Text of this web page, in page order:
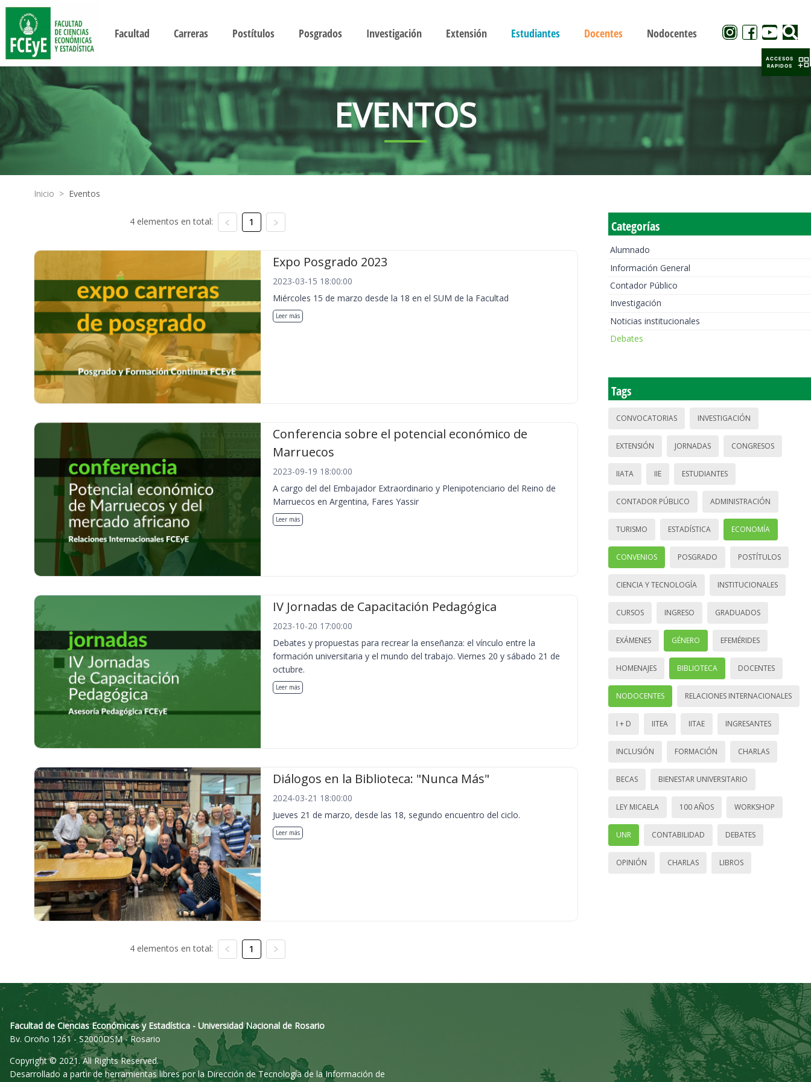
Facultad Carreras Postítulos Posgrados Investigación Extensión Estudiantes Docentes Nodocentes
EVENTOS
Inicio > Eventos
4 elementos en total: 1
Expo Posgrado 2023
2023-03-15 18:00:00
Miércoles 15 de marzo desde la 18 en el SUM de la Facultad
Leer más
Conferencia sobre el potencial económico de
Marruecos
2023-09-19 18:00:00
A cargo del del Embajador Extraordinario y Plenipotenciario del Reino de
Marruecos en Argentina, Fares Yassir
Leer más
IV Jornadas de Capacitación Pedagógica
2023-10-20 17:00:00
Debates y propuestas para recrear la enseñanza: el vínculo entre la
formación universitaria y el mundo del trabajo. Viernes 20 y sábado 21 de
octubre.
Leer más
Diálogos en la Biblioteca: "Nunca Más"
2024-03-21 18:00:00
Jueves 21 de marzo, desde las 18, segundo encuentro del ciclo.
Leer más
4 elementos en total: 1
Categorías
Alumnado
Información General
Contador Público
Investigación
Noticias institucionales
Debates
Tags
CONVOCATORIAS INVESTIGACIÓN
EXTENSIÓN JORNADAS CONGRESOS
IIATA IIE ESTUDIANTES
CONTADOR PÚBLICO ADMINISTRACIÓN
TURISMO ESTADÍSTICA ECONOMÍA
CONVENIOS POSGRADO POSTÍTULOS
CIENCIA Y TECNOLOGÍA INSTITUCIONALES
CURSOS INGRESO GRADUADOS
EXÁMENES GÉNERO EFEMÉRIDES
HOMENAJES BIBLIOTECA DOCENTES
NODOCENTES RELACIONES INTERNACIONALES
I + D IITEA IITAE INGRESANTES
INCLUSIÓN FORMACIÓN CHARLAS
BECAS BIENESTAR UNIVERSITARIO
LEY MICAELA 100 AÑOS WORKSHOP
UNR CONTABILIDAD DEBATES
OPINIÓN CHARLAS LIBROS
Facultad de Ciencias Económicas y Estadística - Universidad Nacional de Rosario
Bv. Oroño 1261 - S2000DSM - Rosario
Copyright © 2021. All Rights Reserved.
Desarrollado a partir de herramientas libres por la Dirección de Tecnología de la Información de
ACCESOS
RAPIDOS